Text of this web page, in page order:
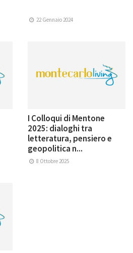
22 Gennaio 2024
I Colloqui di Mentone
2025: dialoghi tra
letteratura, pensiero e
geopolitica n...
8 Ottobre 2025